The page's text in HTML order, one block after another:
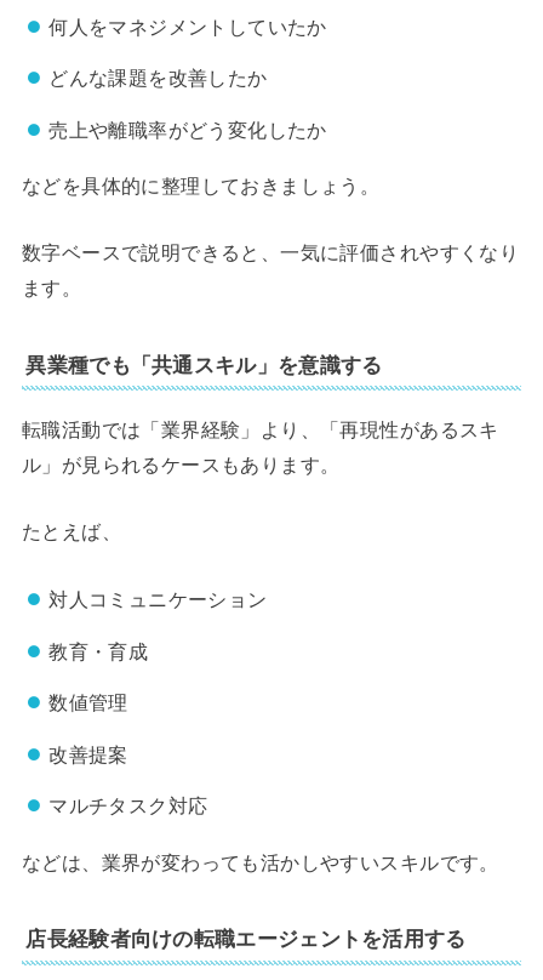
何人をマネジメントしていたか
どんな課題を改善したか
売上や離職率がどう変化したか
などを具体的に整理しておきましょう。
数字ベースで説明できると、一気に評価されやすくなり
ます。
異業種でも「共通スキル」を意識する
転職活動では「業界経験」より、「再現性があるスキ
ル」が見られるケースもあります。
たとえば、
対人コミュニケーション
教育・育成
数値管理
改善提案
マルチタスク対応
などは、業界が変わっても活かしやすいスキルです。
店長経験者向けの転職エージェントを活用する